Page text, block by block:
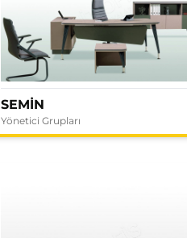
SEMİN
Yönetici Grupları